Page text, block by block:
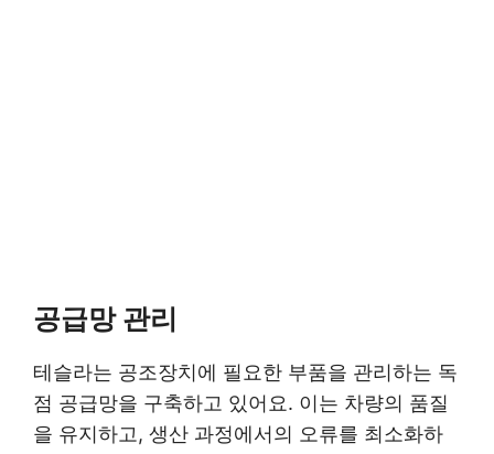
공급망 관리
테슬라는 공조장치에 필요한 부품을 관리하는 독
점 공급망을 구축하고 있어요. 이는 차량의 품질
을 유지하고, 생산 과정에서의 오류를 최소화하